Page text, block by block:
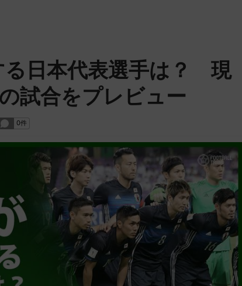
る日本代表選手は？ 現
試合をプレビュー